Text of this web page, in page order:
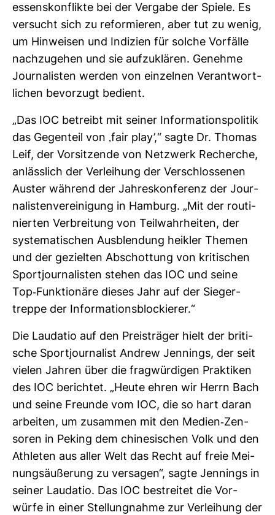
es­sens­kon­flikte bei der Ver­gabe der Spiele. Es
ver­sucht sich zu refor­mieren, aber tut zu wenig,
um Hin­weisen und Indi­zien für solche Vor­fälle
nach­zu­gehen und sie auf­zu­klären. Genehme
Jour­na­listen werden von ein­zelnen Ver­ant­wort­
li­chen bevor­zugt bedient.
„Das IOC betreibt mit seiner Infor­ma­ti­ons­po­litik
das Gegen­teil von ‚fair play’,“ sagte Dr. Thomas
Leif, der Vor­sit­zende von Netz­werk Recherche,
anläss­lich der Ver­lei­hung der Ver­schlos­senen
Auster wäh­rend der Jah­res­kon­fe­renz der Jour­
na­lis­ten­ver­ei­ni­gung in Ham­burg. „Mit der rou­ti­
nierten Ver­brei­tung von Teil­wahr­heiten, der
sys­te­ma­ti­schen Aus­blen­dung heikler Themen
und der gezielten Abschot­tung von kri­ti­schen
Sport­jour­na­listen stehen das IOC und seine
Top-​Funk­tio­näre dieses Jahr auf der Sie­ger­
treppe der Infor­ma­ti­ons­blo­ckierer.“
Die Lau­datio auf den Preis­träger hielt der bri­ti­
sche Sport­jour­na­list Andrew Jen­nings, der seit
vielen Jahren über die frag­wür­digen Prak­tiken
des IOC berichtet. „Heute ehren wir Herrn Bach
und seine Freunde vom IOC, die so hart daran
arbeiten, um zusammen mit den Medien-​Zen­
soren in Peking dem chi­ne­si­schen Volk und den
Ath­leten aus aller Welt das Recht auf freie Mei­
nungs­äu­ße­rung zu ver­sagen“, sagte Jen­nings in
seiner Lau­datio. Das IOC bestreitet die Vor­
würfe in einer Stel­lung­nahme zur Ver­lei­hung der